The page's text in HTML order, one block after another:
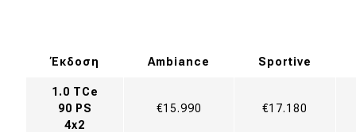
Έκδοση Ambiance Sportive
1.0 TCe
90 PS
4x2
€15.990 €17.180